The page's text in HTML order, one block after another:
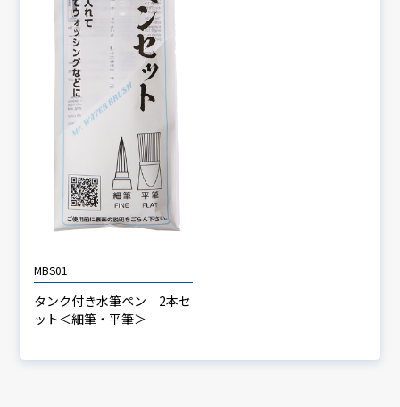
MBS01
タンク付き水筆ペン 2本セ
ット＜細筆・平筆＞